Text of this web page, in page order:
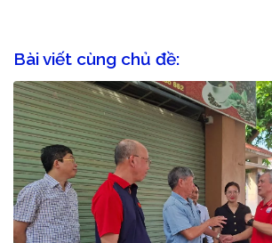
Bài viết cùng chủ đề: